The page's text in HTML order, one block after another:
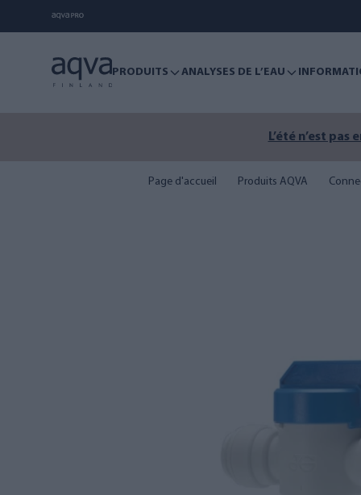
PRODUITS ANALYSES DE L’EAU
L’été n’est
Page d'accueil Produits AQVA